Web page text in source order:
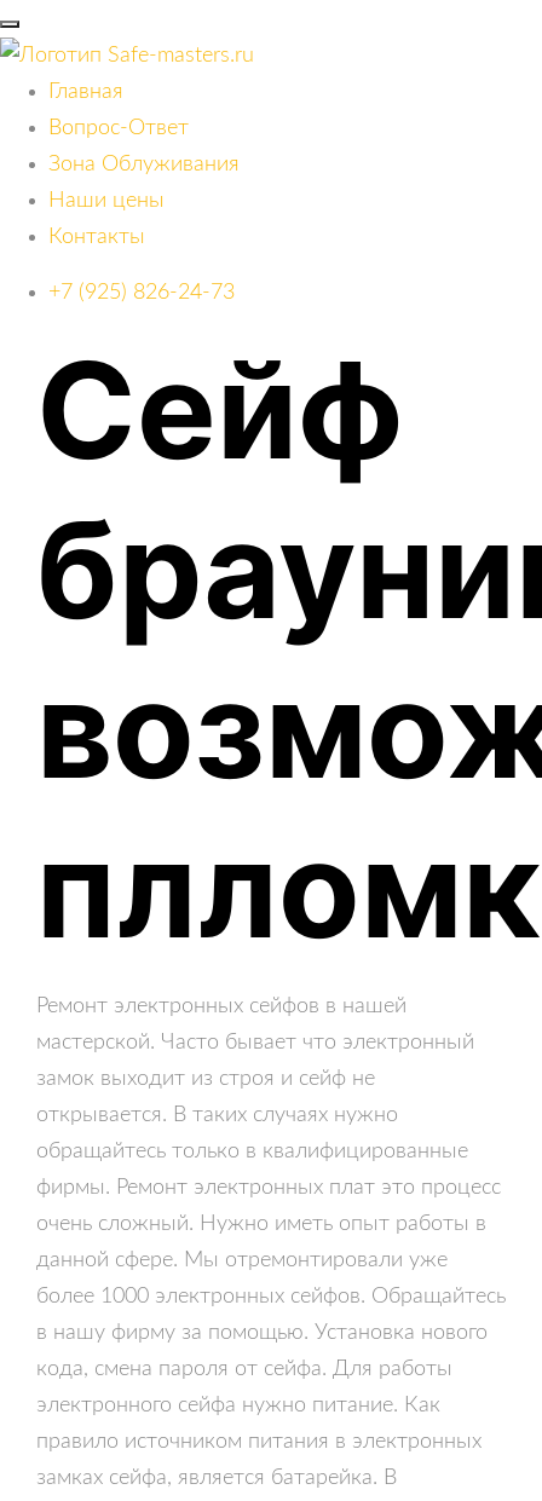
Главная
Вопрос-Ответ
Зона Облуживания
Наши цены
Контакты
+7 (925) 826-24-73
Сейф
Ремонт электронных сейфов в нашей
мастерской. Часто бывает что электронный
замок выходит из строя и сейф не
открывается. В таких случаях нужно
обращайтесь только в квалифицированные
фирмы. Ремонт электронных плат это процесс
очень сложный. Нужно иметь опыт работы в
данной сфере. Мы отремонтировали уже
более 1000 электронных сейфов. Обращайтесь
в нашу фирму за помощью. Установка нового
кода, смена пароля от сейфа. Для работы
электронного сейфа нужно питание. Как
правило источником питания в электронных
замках сейфа, является батарейка. В